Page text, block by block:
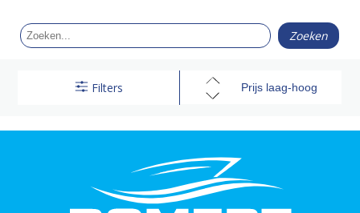
Filters